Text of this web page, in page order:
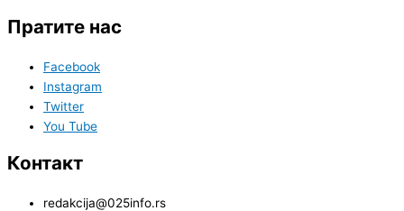
Пратите нас
Facebook
Instagram
Twitter
You Tube
Контакт
redakcija@025info.rs